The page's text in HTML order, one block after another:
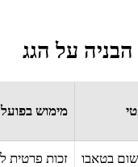
הבניה על הגג
מימוש בפועל
בטאבו זכות פרטית